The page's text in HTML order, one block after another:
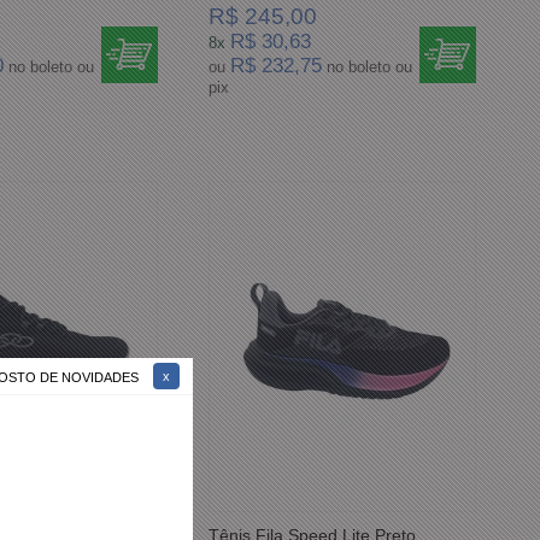
DE NOVIDADES
no boleto ou
R$ 245,00
8x R$ 30,63
ou R$ 232,75 no boleto ou
pix
Cosmo Preto
Tênis Fila Speed Lite Preto